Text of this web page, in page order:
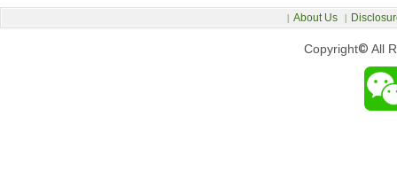
Copyright© All
| About Us |